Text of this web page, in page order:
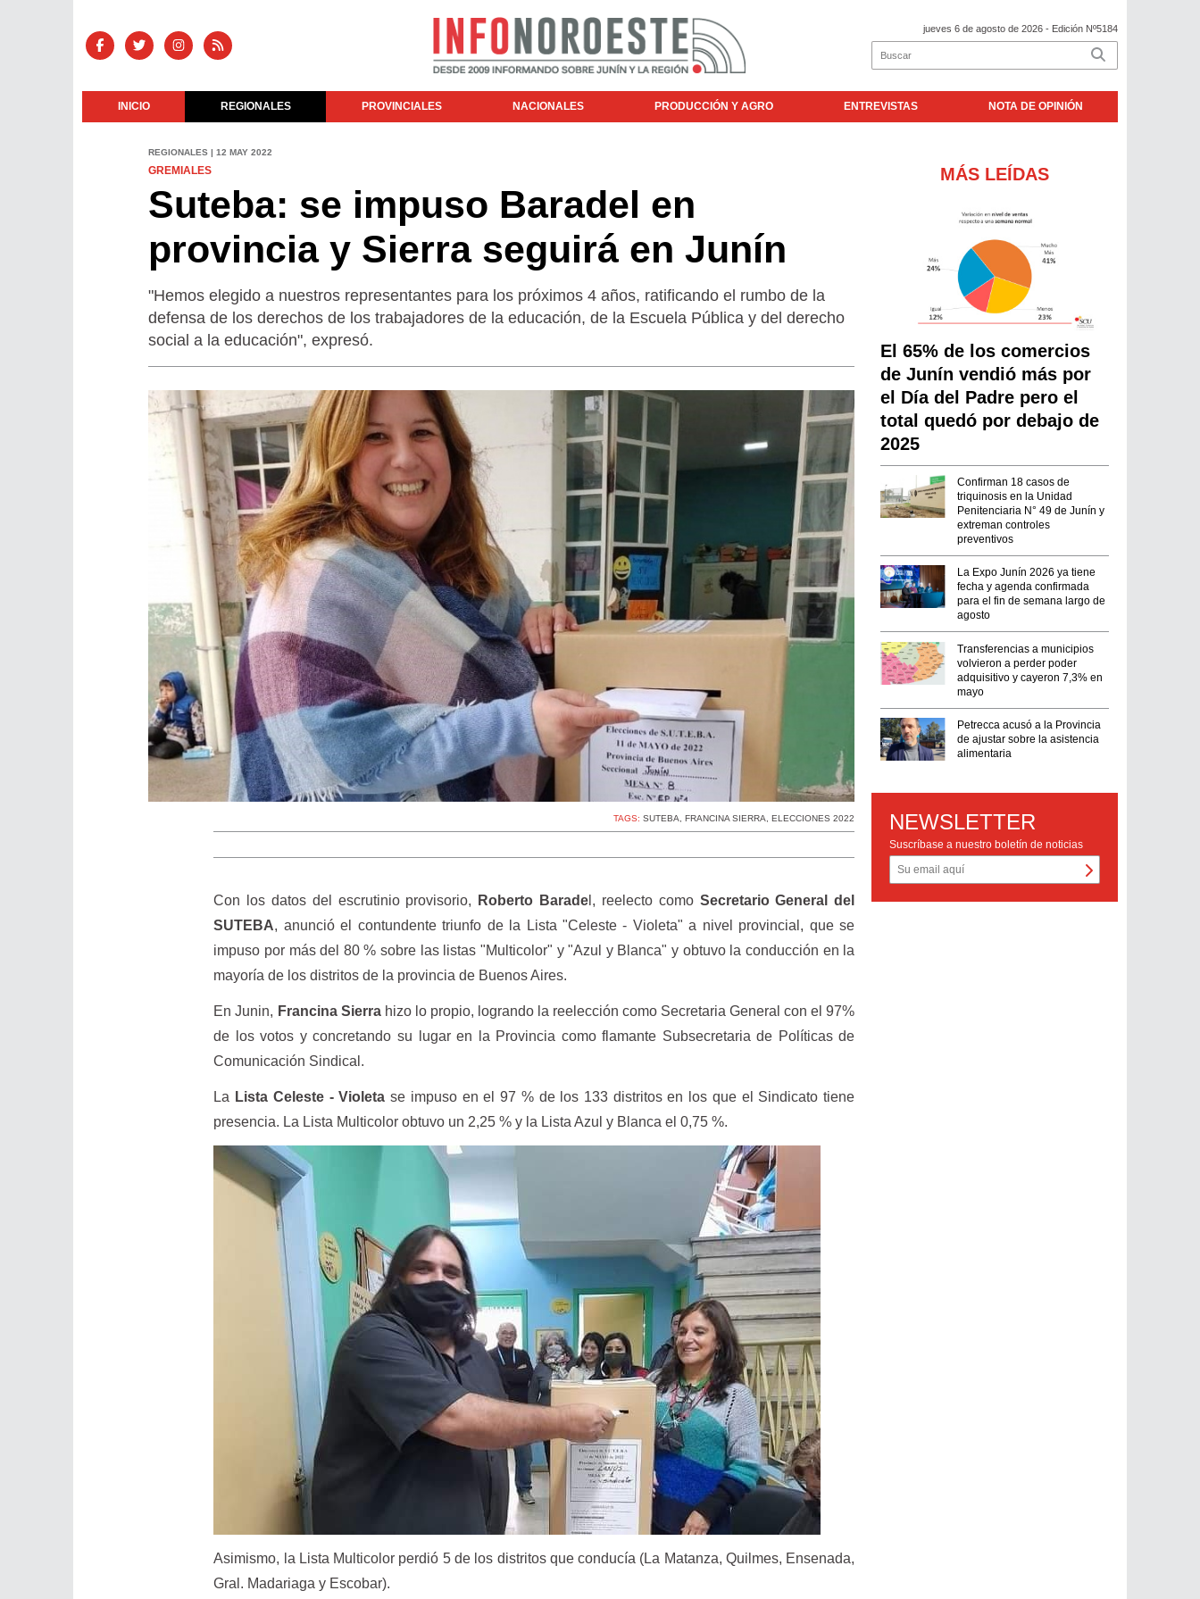
jueves 6 de agosto de 2026 - Edición Nº5184
INICIO REGIONALES PROVINCIALES NACIONALES PRODUCCIÓN Y AGRO ENTREVISTAS NOTA DE OPINIÓN
REGIONALES | 12 MAY 2022
GREMIALES
Suteba: se impuso Baradel en
provincia y Sierra seguirá en Junín
"Hemos elegido a nuestros representantes para los próximos 4 años, ratificando el rumbo de la
defensa de los derechos de los trabajadores de la educación, de la Escuela Pública y del derecho
social a la educación", expresó.
TAGS:SUTEBA ,FRANCINA SIERRA ,ELECCIONES 2022
Con los datos del escrutinio provisorio, Roberto Barade l, reelecto como Secretario General del
SUTEBA, anunció el contundente triunfo de la Lista "Celeste - Violeta" a nivel provincial, que se
impuso por más del 80 % sobre las listas "Multicolor" y "Azul y Blanca" y obtuvo la conducción en la
mayoría de los distritos de la provincia de Buenos Aires.
En Junin, Francina Sierra hizo lo propio, logrando la reelección como Secretaria General con el 97%
de los votos y concretando su lugar en la Provincia como flamante Subsecretaria de Políticas de
Comunicación Sindical.
La Lista Celeste - Violeta se impuso en el 97 % de los 133 distritos en los que el Sindicato tiene
presencia. La Lista Multicolor obtuvo un 2,25 % y la Lista Azul y Blanca el 0,75 %.
Asimismo, la Lista Multicolor perdió 5 de los distritos que conducía (La Matanza, Quilmes, Ensenada,
Gral. Madariaga y Escobar).
MÁS LEÍDAS
El 65% de los comercios
de Junín vendió más por
el Día del Padre pero el
total quedó por debajo de
2025
Confirman 18 casos de
triquinosis en la Unidad
Penitenciaria N° 49 de Junín y
extreman controles
preventivos
La Expo Junín 2026 ya tiene
fecha y agenda confirmada
para el fin de semana largo de
agosto
Transferencias a municipios
volvieron a perder poder
adquisitivo y cayeron 7,3% en
mayo
Petrecca acusó a la Provincia
de ajustar sobre la asistencia
alimentaria
NEWSLETTER
Suscríbase a nuestro boletín de noticias